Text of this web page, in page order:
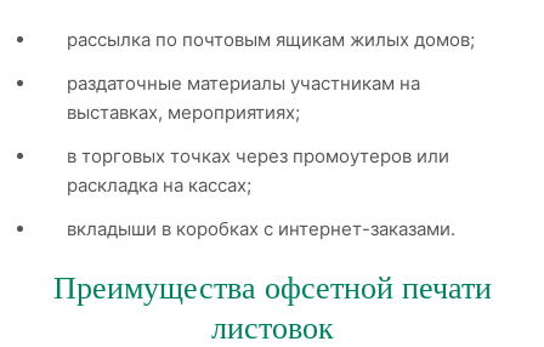
рассылка по почтовым ящикам жилых домов;
раздаточные материалы участникам на
выставках, мероприятиях;
в торговых точках через промоутеров или
раскладка на кассах;
вкладыши в коробках с интернет-заказами.
Преимущества офсетной печати
листовок